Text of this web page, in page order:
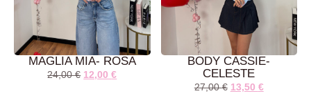
MAGLIA MIA- ROSA
24,00€ 12,00€
BODY CASSIE-
CELESTE
27,00€ 13,50 €